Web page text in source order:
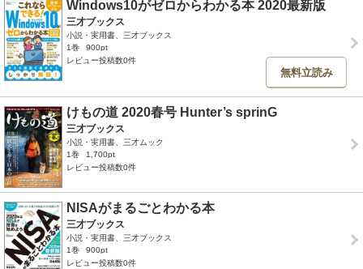
Windows10がゼロからわかる本 2020最新版
三才ブックス
小説・実用書、三才ブックス
1巻
900pt
レビュー投稿数0件
無料立読み
けもの道 2020春号 Hunter’s sprinG
三才ブックス
小説・実用書、三才ムック
1巻
1,700pt
レビュー投稿数0件
NISAがまるごとわかる本
三才ブックス
小説・実用書、三才ブックス
1巻
900pt
レビュー投稿数0件